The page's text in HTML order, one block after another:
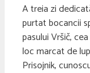
A treia zi
purtat bocancii
pasului Vršič,
loc marcat de
Prisojnik,